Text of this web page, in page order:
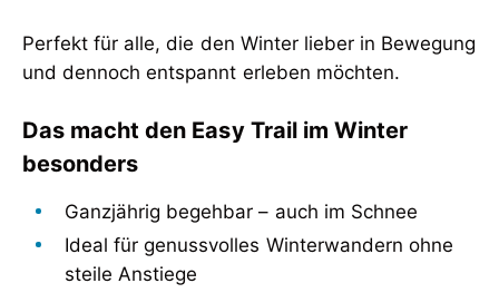
Perfekt für alle, die den Winter lieber in Bewegung
und dennoch entspannt erleben möchten.
Das macht den Easy Trail im Winter
besonders
Ganzjährig begehbar – auch im Schnee
Ideal für genussvolles Winterwandern ohne
steile Anstiege